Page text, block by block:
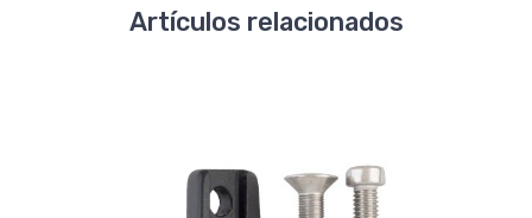
Artículos relacionados